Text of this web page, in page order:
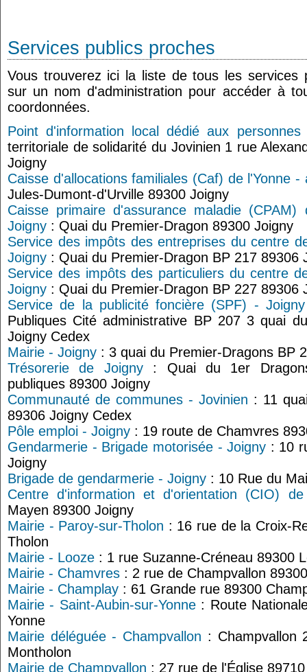
Services publics proches
Vous trouverez ici la liste de tous les services
sur un nom d'administration pour accéder à
coordonnées.
Point d'information local dédié aux
territoriale de solidarité du Jovinien 1 rue
Joigny
Caisse d'allocations familiales (Caf) de l'Yonne -
Jules-Dumont-d'Urville 89300 Joigny
Caisse primaire d'assurance maladie
Joigny : Quai du Premier-Dragon 89300 Joigny
Service des impôts des entreprises du centre
Joigny : Quai du Premier-Dragon BP 217 89306
Service des impôts des particuliers du centre
Joigny : Quai du Premier-Dragon BP 227 89306
Service de la publicité foncière (SPF) - Joigny
Publiques Cité administrative BP 207 3 quai
Joigny Cedex
Mairie - Joigny : 3 quai du Premier-Dragons BP
Trésorerie de Joigny: Quai du 1er
publiques 89300 Joigny
Communauté de communes - Jovinien : 11
89306 Joigny Cedex
Pôle emploi - Joigny : 19 route de Chamvres
Gendarmerie - Brigade motorisée - Joigny : 10
Joigny
Brigade de gendarmerie - Joigny : 10 Rue du
Centre d'information et d'orientation (CIO)
Mayen 89300 Joigny
Mairie - Paroy-sur-Tholon : 16 rue de la Croix-
Tholon
Mairie - Looze : 1 rue Suzanne-Créneau 89300
Mairie - Chamvres : 2 rue de Champvallon
Mairie - Champlay : 61 Grande rue 89300
Mairie - Saint-Aubin-sur-Yonne: Route
Yonne
Mairie déléguée - Champvallon : Champvallon
Montholon
Mairie de Champvallon : 27 rue de l'Église